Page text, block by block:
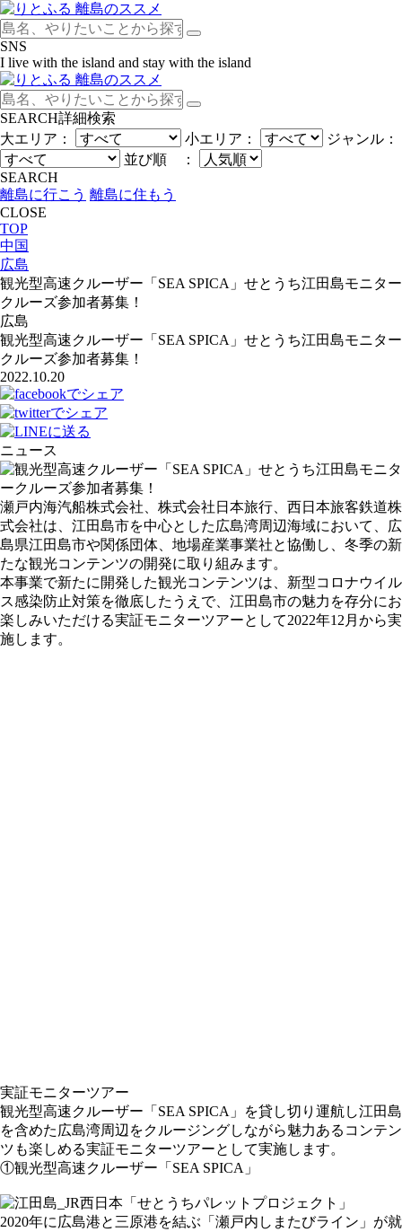
SNS
I live with the island and stay with the island
SEARCH詳細検索
大エリア：
小エリア：
ジャンル：
並び順 ：
SEARCH
離島に行こう 離島に住もう
CLOSE
TOP
中国
広島
観光型高速クルーザー「SEA SPICA」せとうち江田島モニター
クルーズ参加者募集！
広島
観光型高速クルーザー「SEA SPICA」せとうち江田島モニター
クルーズ参加者募集！
2022.10.20
ニュース
瀬戸内海汽船株式会社、株式会社日本旅行、西日本旅客鉄道株
式会社は、江田島市を中心とした広島湾周辺海域において、広
島県江田島市や関係団体、地場産業事業社と協働し、冬季の新
たな観光コンテンツの開発に取り組みます。
本事業で新たに開発した観光コンテンツは、新型コロナウイル
ス感染防止対策を徹底したうえで、江田島市の魅力を存分にお
楽しみいただける実証モニターツアーとして2022年12月から実
施します。
実証モニターツアー
観光型高速クルーザー「SEA SPICA」を貸し切り運航し江田島
を含めた広島湾周辺をクルージングしながら魅力あるコンテン
ツも楽しめる実証モニターツアーとして実施します。
①観光型高速クルーザー「SEA SPICA」
2020年に広島港と三原港を結ぶ「瀬戸内しまたびライン」が就